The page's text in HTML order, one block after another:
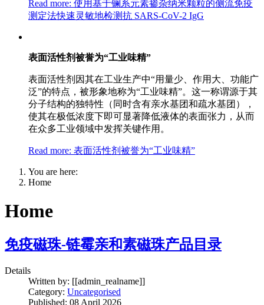
Read more: 使用基于镧系元素掺杂纳米颗粒的侧流免疫
测定法快速灵敏地检测抗 SARS-CoV-2 IgG
表面活性剂被誉为“工业味精”
表面活性剂因其在工业生产中“用量少、作用大、功能广
泛”的特点，被形象地称为“工业味精”。这一称谓源于其
分子结构的独特性（同时含有亲水基团和疏水基团），
使其在极低浓度下即可显著降低液体的表面张力，从而
在众多工业领域中发挥关键作用。
Read more: 表面活性剂被誉为“工业味精”
You are here:
Home
Home
免疫磁珠-链霉亲和素磁珠产品目录
Details
Written by: [[admin_realname]]
Category: Uncategorised
Published: 08 April 2026